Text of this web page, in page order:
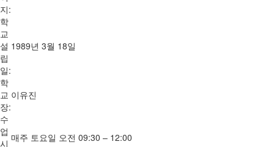
지:
학
교
설
립
일:
1989년 3월 18일
학
교
장:
이유진
수
업
시 매주 토요일 오전 09:30 – 12:00